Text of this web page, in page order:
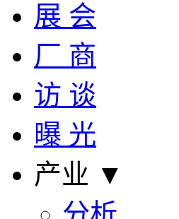
展 会
厂 商
访 谈
曝 光
产业 ▼